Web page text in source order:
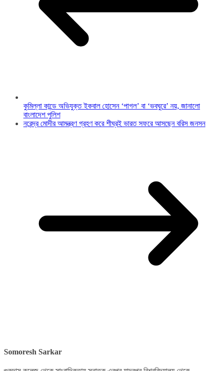
কুমিল্লা কান্ডে অভিযুক্ত ইকবাল হোসেন ‘পাগল’ বা ‘ভবঘুরে’ নয়, জানালো
বাংলাদেশ পুলিশ
নরেন্দ্র মোদীর আমন্ত্রণ গ্রহণ করে শীঘ্রই ভারত সফরে আসছেন বরিস জনসন
Somoresh Sarkar